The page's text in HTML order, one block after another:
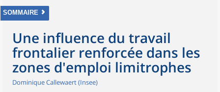
SOMMAIRE
Une influence du travail
frontalier renforcée dans les
zones d'emploi limitrophes
Dominique Callewaert (Insee)